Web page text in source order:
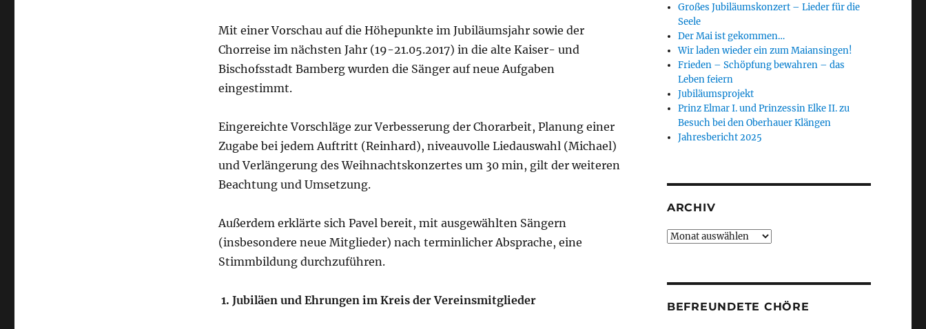
Mit einer Vorschau auf die Höhepunkte im Jubiläumsjahr sowie der
Chorreise im nächsten Jahr (19-21.05.2017) in die alte Kaiser- und
Bischofsstadt Bamberg wurden die Sänger auf neue Aufgaben
eingestimmt.
Eingereichte Vorschläge zur Verbesserung der Chorarbeit, Planung einer
Zugabe bei jedem Auftritt (Reinhard), niveauvolle Liedauswahl (Michael)
und Verlängerung des Weihnachtskonzertes um 30 min, gilt der weiteren
Beachtung und Umsetzung.
Außerdem erklärte sich Pavel bereit, mit ausgewählten Sängern
(insbesondere neue Mitglieder) nach terminlicher Absprache, eine
Stimmbildung durchzuführen.
1. Jubiläen und Ehrungen im Kreis der Vereinsmitglieder
Großes Jubiläumskonzert – Lieder für die
Seele
Der Mai ist gekommen…
Wir laden wieder ein zum Maiansingen!
Frieden – Schöpfung bewahren – das
Leben feiern
Jubiläumsprojekt
Prinz Elmar I. und Prinzessin Elke II. zu
Besuch bei den Oberhauer Klängen
Jahresbericht 2025
ARCHIV
Archiv
BEFREUNDETE CHÖRE